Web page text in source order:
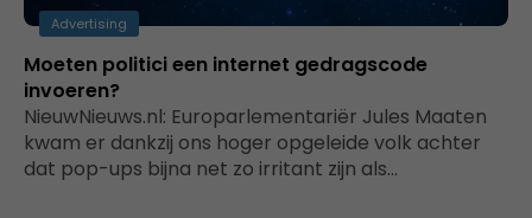
Advertising
Moeten politici een internet gedragscode
invoeren?
NieuwNieuws.nl: Europarlementariër Jules Maaten
kwam er dankzij ons hoger opgeleide volk achter
dat pop-ups bijna net zo irritant zijn als…